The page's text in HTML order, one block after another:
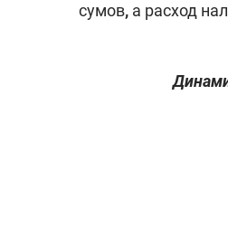
сумов, а расход